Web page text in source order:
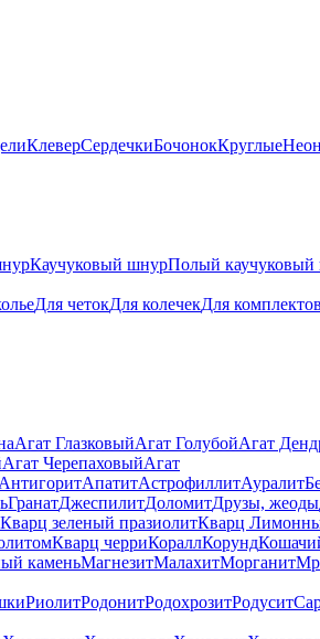
КлеверСердечкиБочонокКруглые
Каучуковый шнурПолый
Для четокДля колечекДля
Агат ГлазковыйАгат ГолубойАгат
Агат ЧерепаховыйАгат
АнтигоритАпатитАстрофиллитАуралит
ГранатДжеспилитДоломитДрузы, жеоды
Кварц зеленый празиолитКварц
Кварц черриКораллКорунд
каменьМагнезитМалахитМорганит
РиолитРодонитРодохрозитРодусит